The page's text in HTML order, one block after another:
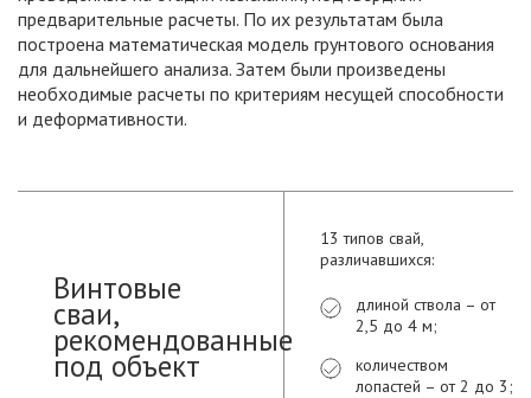
предварительные расчеты. По их результатам была
построена математическая модель грунтового основания
для дальнейшего анализа. Затем были произведены
необходимые расчеты по критериям несущей способности
и деформативности.
Винтовые
сваи,
рекомендованные
под объект
13 типов свай,
различавшихся:
длиной ствола – от
2,5 до 4 м;
количеством
лопастей – от 2 до 3;